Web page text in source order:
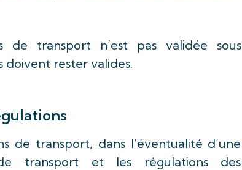
de transport n’est pas validée sous
doivent rester valides.
de transport, dans l’éventualité d’une
transport et les régulations des